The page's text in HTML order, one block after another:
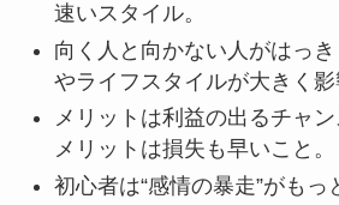
速いスタイル。
向く人と向かない人がはっ
やライフスタイルが大きく影
メリットは利益の出るチャ
メリットは損失も早いこと。
初心者は“感情の暴走”がもっ